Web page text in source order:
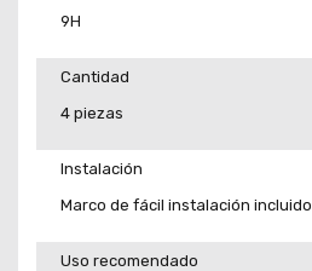
9H
Cantidad
4 piezas
Instalación
Marco de fácil instalación incluido
Uso recomendado